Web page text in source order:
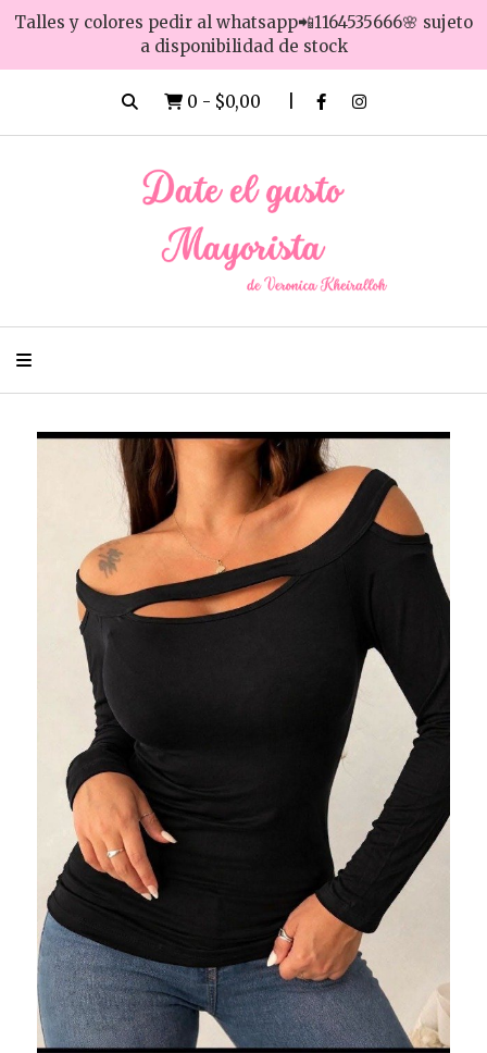
Talles y colores pedir al whatsapp📲1164535666🌸 sujeto
a disponibilidad de stock
0 - $0,00